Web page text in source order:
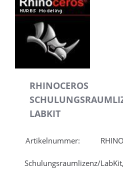
RHINOCEROS
LABKIT
Artikelnummer:
Schulungsraumlizenz/